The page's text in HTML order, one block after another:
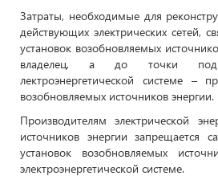
Затраты, необходимые для
действующих электрических сетей,
установок возобновляемых
владелец, а до точки
лектроэнергетической системе –
возобновляемых источников энергии.
Производителям электрической
источников энергии запрещается
установок возобновляемых
электроэнергетической системе.